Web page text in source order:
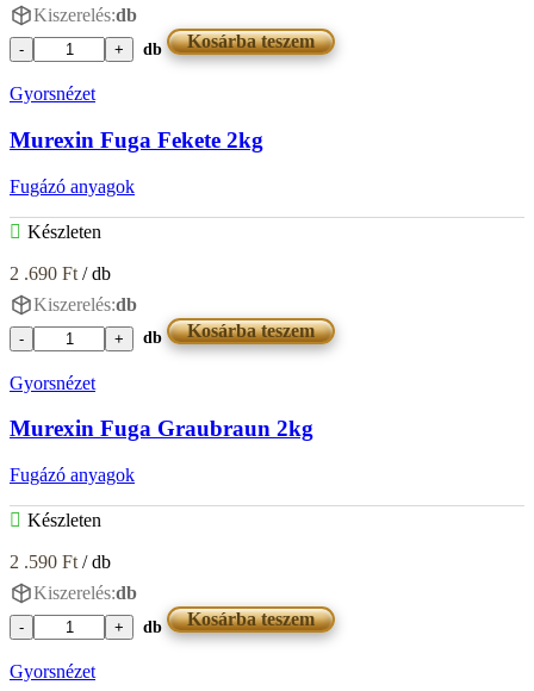
Kiszerelés:db
Murexin
Fehér
mennyiség
db Kosárba teszem
Gyorsnézet
Murexin Fuga Fekete 2kg
Fugázó anyagok
Készleten
2 .690 Ft / db
Kiszerelés:db
Murexin
Fekete
mennyiség
db Kosárba teszem
Gyorsnézet
Murexin Fuga Graubraun 2kg
Fugázó anyagok
Készleten
2 .590 Ft / db
Kiszerelés:db
Murexin
Graubraun
db Kosárba teszem
Gyorsnézet